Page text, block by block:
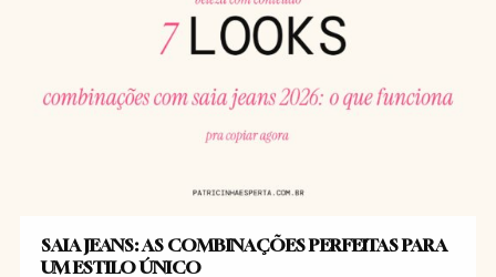
SAIA JEANS: AS COMBINAÇÕES PERFEITAS PARA
UM ESTILO ÚNICO